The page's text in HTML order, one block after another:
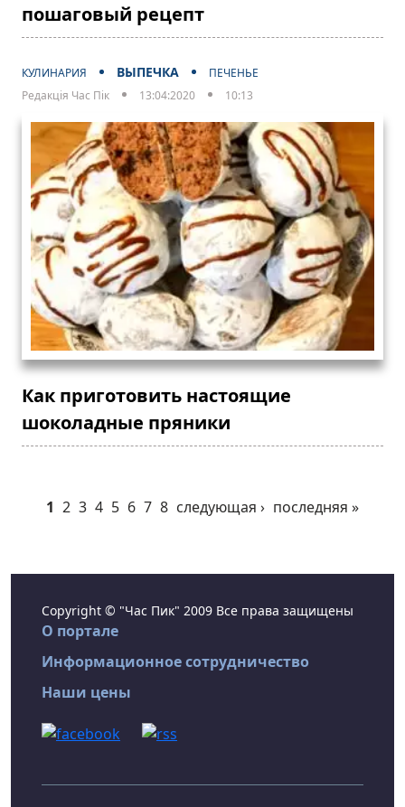
пошаговый рецепт
КУЛИНАРИЯ ВЫПЕЧКА
ПЕЧЕНЬЕ
Редакція Час Пік
13:04:2020 10:13
Как приготовить настоящие
шоколадные пряники
1 2 3 4 5 6 7 8 следующая › последняя »
Copyright © "Час Пик" 2009 Все права защищены
О портале
Информационное сотрудничество
Наши цены